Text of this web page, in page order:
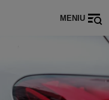
MENIU